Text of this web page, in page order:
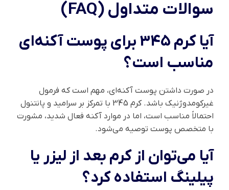
سوالات متداول (FAQ)
آیا کرم 345 برای پوست آکنه‌ای
مناسب است؟
در صورت داشتن پوست آکنه‌ای، مهم است که فرمول
غیرکومدوژنیک باشد. کرم 345 با تمرکز بر سرامید و پانتنول
احتمالاً مناسب است، اما در موارد آکنه فعال شدید، مشورت
با متخصص پوست توصیه می‌شود.
آیا می‌توان از کرم بعد از لیزر یا
پیلینگ استفاده کرد؟